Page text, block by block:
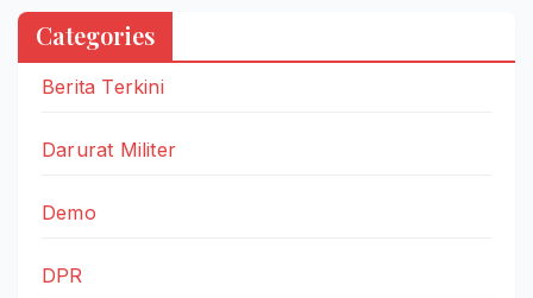
Categories
Berita Terkini
Darurat Militer
Demo
DPR